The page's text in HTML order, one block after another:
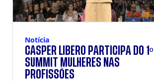
Notícia
CÁSPER LÍBERO PARTICIPA DO 1º
SUMMIT MULHERES NAS
PROFISSÕES